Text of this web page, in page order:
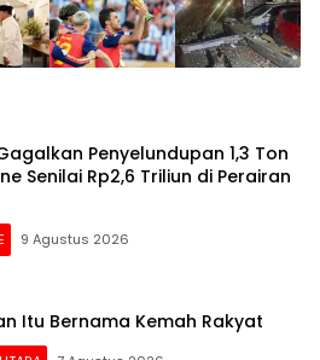
Penyelundupan 1,3 Ton
Senilai Rp2,6 Triliun di Perairan
9 Agustus 2026
Itu Bernama Kemah Rakyat